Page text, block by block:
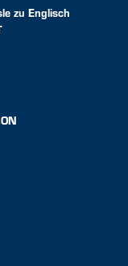
zu Englisch